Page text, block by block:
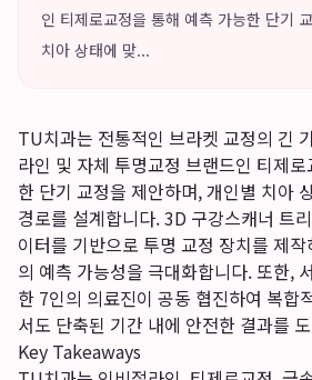
인 티제로교정을 통해 예측 가능한 단기
치아 상태에 맞...
TU치과는 전통적인 브라켓 교정의 긴
라인 및 자체 투명교정 브랜드인 티제
한 단기 교정을 제안하며, 개인별 치아
경로를 설계합니다. 3D 구강스캐너 트
이터를 기반으로 투명 교정 장치를 제
의 예측 가능성을 극대화합니다. 또한,
한 7인의 의료진이 공동 협진하여 복합
서도 단축된 기간 내에 안전한 결과를
Key Takeaways